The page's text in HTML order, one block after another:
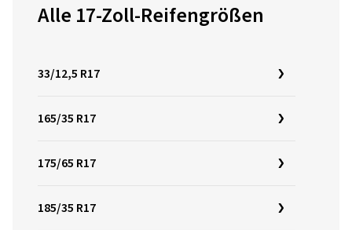
Alle 17-Zoll-Reifengrößen
33/12,5 R17
165/35 R17
175/65 R17
185/35 R17